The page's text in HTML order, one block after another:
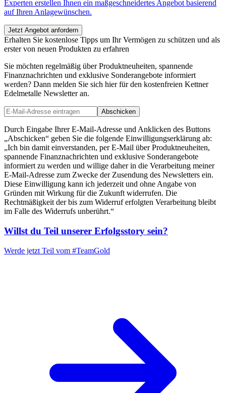
Experten erstellen Ihnen ein maßgeschneidertes Angebot basierend
auf Ihren Anlagewünschen.
Jetzt Angebot anfordern
Erhalten Sie kostenlose Tipps um Ihr Vermögen zu schützen und als
erster von neuen Produkten zu erfahren
Sie möchten regelmäßig über Produktneuheiten, spannende
Finanznachrichten und exklusive Sonderangebote informiert
werden? Dann melden Sie sich hier für den kostenfreien Kettner
Edelmetalle Newsletter an.
Abschicken
Durch Eingabe Ihrer E-Mail-Adresse und Anklicken des Buttons
„Abschicken“ geben Sie die folgende Einwilligungserklärung ab:
„Ich bin damit einverstanden, per E-Mail über Produktneuheiten,
spannende Finanznachrichten und exklusive Sonderangebote
informiert zu werden und willige daher in die Verarbeitung meiner
E-Mail-Adresse zum Zwecke der Zusendung des Newsletters ein.
Diese Einwilligung kann ich jederzeit und ohne Angabe von
Gründen mit Wirkung für die Zukunft widerrufen. Die
Rechtmäßigkeit der bis zum Widerruf erfolgten Verarbeitung bleibt
im Falle des Widerrufs unberührt.“
Willst du Teil unserer Erfolgsstory sein?
Werde jetzt Teil vom #TeamGold